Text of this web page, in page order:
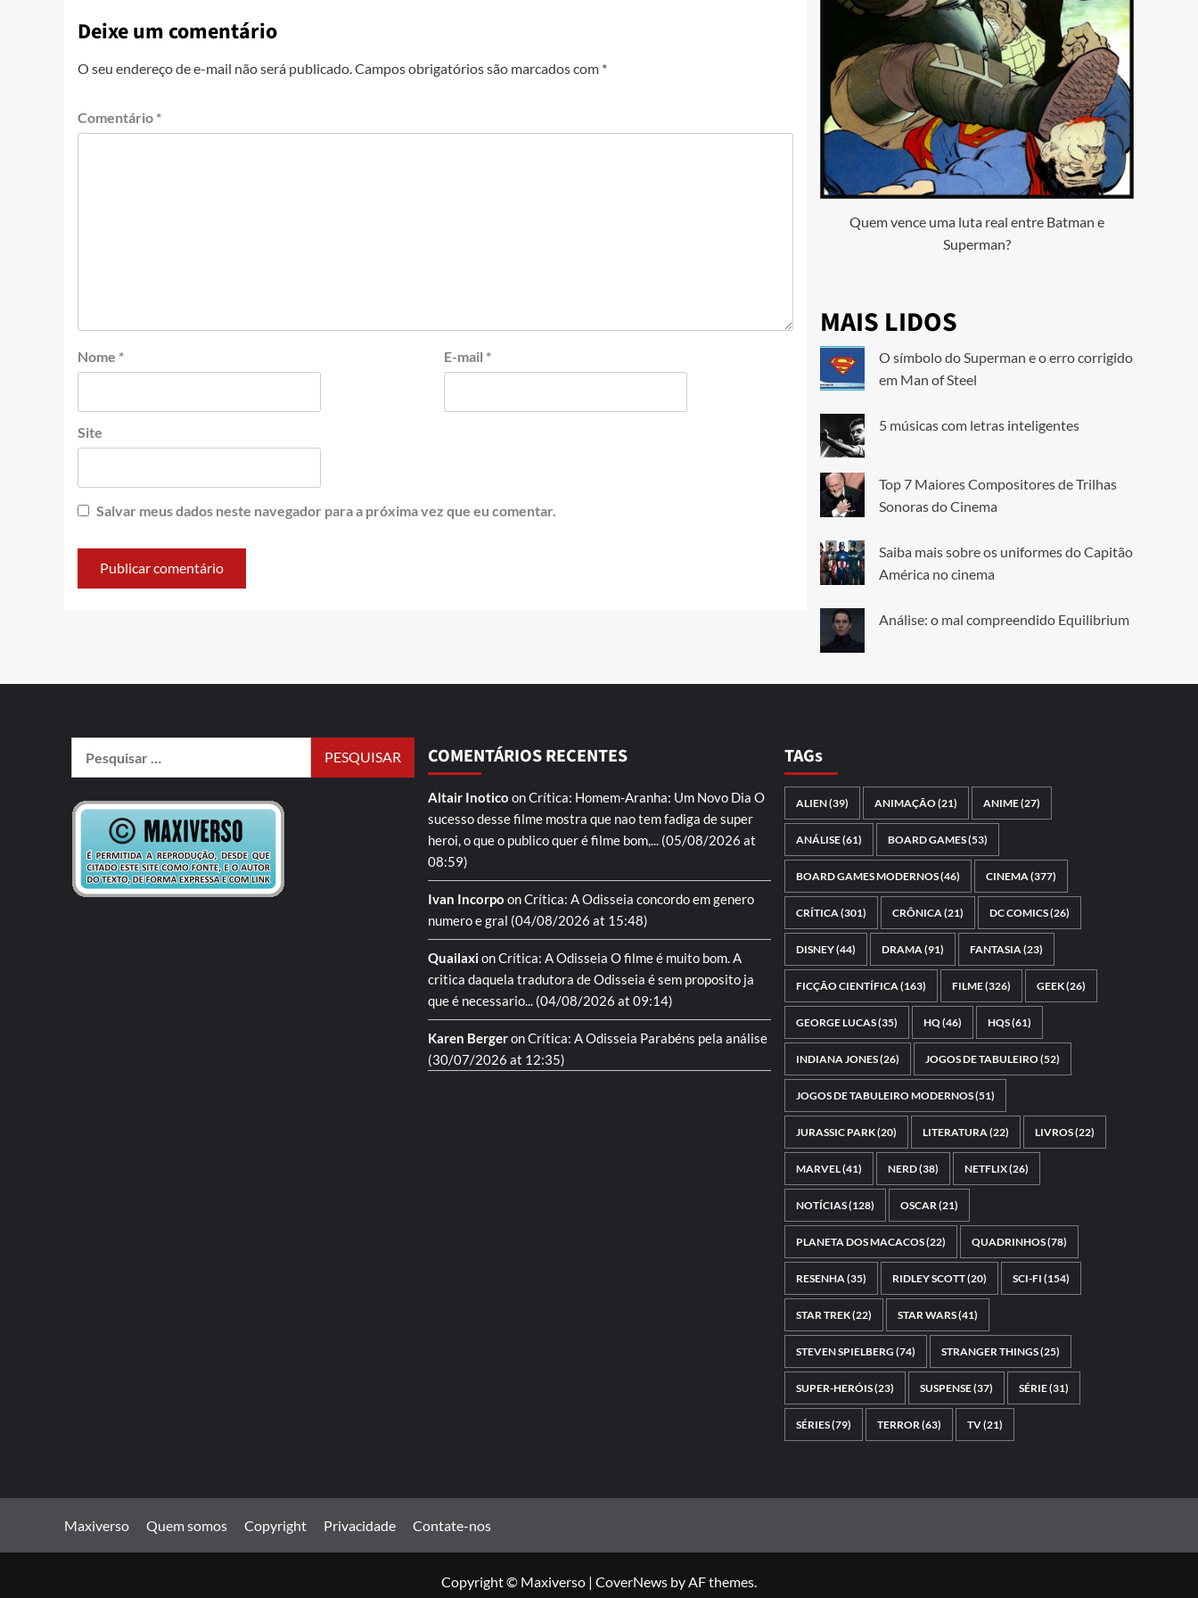
Deixe um comentário
O seu endereço de e-mail não será publicado.Campos obrigatórios são marcados com *
Comentário *
Nome * E-mail *
Site
Salvar meus dados neste navegador para a próxima vez que eu comentar.
Quem vence uma luta real entre Batman e
Superman?
MAIS LIDOS
O símbolo do Superman e o erro corrigido
em Man of Steel
5 músicas com letras inteligentes
Top 7 Maiores Compositores de Trilhas
Sonoras do Cinema
Saiba mais sobre os uniformes do Capitão
América no cinema
Análise: o mal compreendido Equilibrium
COMENTÁRIOS RECENTES
Altair Inotico onCrítica: Homem-Aranha: Um Novo Dia O
sucesso desse filme mostra que nao tem fadiga de super
heroi, o que o publico quer é filme bom,... (05/08/2026 at
08:59)
Ivan Incorpo onCrítica: A Odisseia concordo em genero
numero e gral (04/08/2026 at 15:48)
QuailaxionCrítica: A Odisseia O filme é muito bom. A
critica daquela tradutora de Odisseia é sem proposito ja
que é necessario... (04/08/2026 at 09:14)
Karen BergeronCrítica: A Odisseia Parabéns pela análise
(30/07/2026 at 12:35)
TAGs
ALIEN(39) ANIMAÇÃO(21) ANIME(27)
ANÁLISE(61) BOARD GAMES(53)
BOARD GAMES MODERNOS(46) CINEMA (377)
CRÍTICA (301) CRÔNICA (21) DC COMICS(26)
DISNEY(44) DRAMA (91) FANTASIA (23)
FICÇÃO CIENTÍFICA (163) FILME(326) GEEK(26)
GEORGE LUCAS(35) HQ(46) HQS(61)
INDIANA JONES(26) JOGOS DE TABULEIRO(52)
JOGOS DE TABULEIRO MODERNOS(51)
JURASSIC PARK(20) LITERATURA (22) LIVROS(22)
MARVEL(41) NERD(38) NETFLIX(26)
NOTÍCIAS(128) OSCAR (21)
PLANETA DOS MACACOS(22) QUADRINHOS(78)
RESENHA (35) RIDLEY SCOTT(20) SCI-FI (154)
STAR TREK(22) STAR WARS(41)
STEVEN SPIELBERG (74) STRANGER THINGS(25)
SUPER-HERÓIS(23) SUSPENSE(37) SÉRIE(31)
SÉRIES(79) TERROR (63) TV(21)
Maxiverso Quem somos Copyright Privacidade Contate-nos
Copyright © Maxiverso | CoverNews by AF themes.